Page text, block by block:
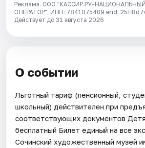
Реклама. ООО "КАССИР.РУ-
ОПЕРАТОР", ИНН: 7841075409 erid:
Действует до 31 августа 2026
О событии
Льготный тариф (пенсионный,
школьный) действителен при
соответствующих документов
бесплатный Билет единый на все
Сочинский художественный музей